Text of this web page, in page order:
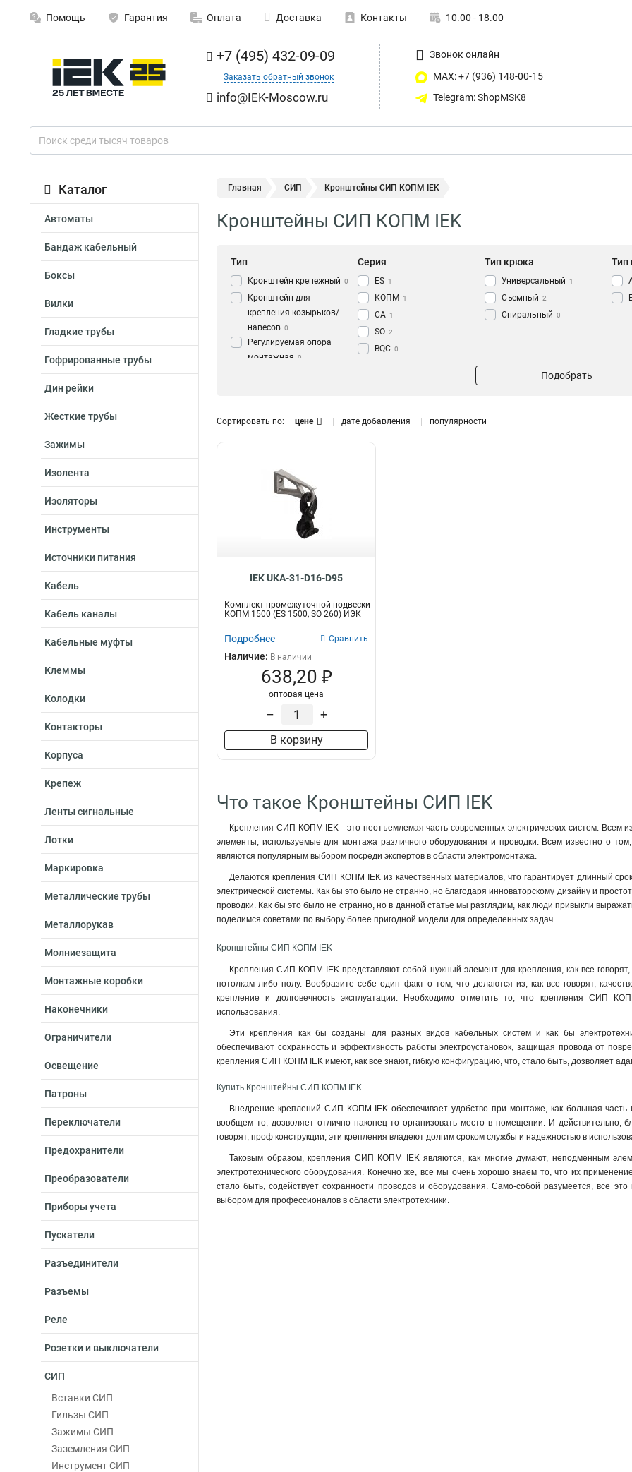
Помощь Гарантия Оплата Доставка Контакты 10.00 - 18.00
+7 (495) 432-09-09
Заказать обратный звонок
info@IEK-Moscow.ru
Звонок онлайн
MAX: +7 (936) 148-00-15
Telegram: ShopMSK8
Каталог
Автоматы
Бандаж кабельный
Боксы
Вилки
Гладкие трубы
Гофрированные трубы
Дин рейки
Жесткие трубы
Зажимы
Изолента
Изоляторы
Инструменты
Источники питания
Кабель
Кабель каналы
Кабельные муфты
Клеммы
Колодки
Контакторы
Корпуса
Крепеж
Ленты сигнальные
Лотки
Маркировка
Металлические трубы
Металлорукав
Молниезащита
Монтажные коробки
Наконечники
Ограничители
Освещение
Патроны
Переключатели
Предохранители
Преобразователи
Приборы учета
Пускатели
Разъединители
Разъемы
Реле
Розетки и выключатели
СИП
Вставки СИП
Гильзы СИП
Зажимы СИП
Заземления СИП
Инструмент СИП
Главная СИП Кронштейны СИП КОПМ IEK
Кронштейны СИП КОПМ IEK
Тип
Кронштейн крепежный 0
Кронштейн для
крепления козырьков/
навесов 0
Регулируемая опора
монтажная 0
Крюк 13
Серия
ES 1
КОПМ 1
CA 1
SO 2
BQC 0
Тип крюка
Универсальный 1
Съемный 2
Спиральный 0
Тип
Подобрать
Сортировать по: цене дате добавления популярности
IEK UKA-31-D16-D95
Комплект промежуточной подвески
КОПМ 1500 (ES 1500, SO 260) ИЭК
Подробнее Сравнить
Наличие: В наличии
638,20 ₽
оптовая цена
– +
В корзину
Что такое Кронштейны СИП IEK
Крепления СИП КОПМ IEK - это неотъемлемая часть современных электрических систем. Всем
элементы, используемые для монтажа различного оборудования и проводки. Всем известно о
являются популярным выбором посреди экспертов в области электромонтажа.
Делаются крепления СИП КОПМ IEK из качественных материалов, что гарантирует длинный
электрической системы. Как бы это было не странно, но благодаря инноваторскому дизайну и
проводки. Как бы это было не странно, но в данной статье мы разглядим, как люди привыкли
поделимся советами по выбору более пригодной модели для определенных задач.
Кронштейны СИП КОПМ IEK
Крепления СИП КОПМ IEK представляют собой нужный элемент для крепления, как все говорят,
потолкам либо полу. Вообразите себе один факт о том, что делаются из, как все говорят,
крепление и долговечность эксплуатации. Необходимо отметить то, что крепления СИП
использования.
Эти крепления как бы созданы для разных видов кабельных систем и как бы
обеспечивают сохранность и эффективность работы электроустановок, защищая провода от
крепления СИП КОПМ IEK имеют, как все знают, гибкую конфигурацию, что, стало быть, дозволяет
Купить Кронштейны СИП КОПМ IEK
Внедрение креплений СИП КОПМ IEK обеспечивает удобство при монтаже, как большая часть
вообщем то, дозволяет отлично наконец-то организовать место в помещении. И действительно,
говорят, проф конструкции, эти крепления владеют долгим сроком службы и надежностью в
Таковым образом, крепления СИП КОПМ IEK являются, как многие думают, неподменным
электротехнического оборудования. Конечно же, все мы очень хорошо знаем то, что их
стало быть, содействует сохранности проводов и оборудования. Само-собой разумеется,
выбором для профессионалов в области электротехники.